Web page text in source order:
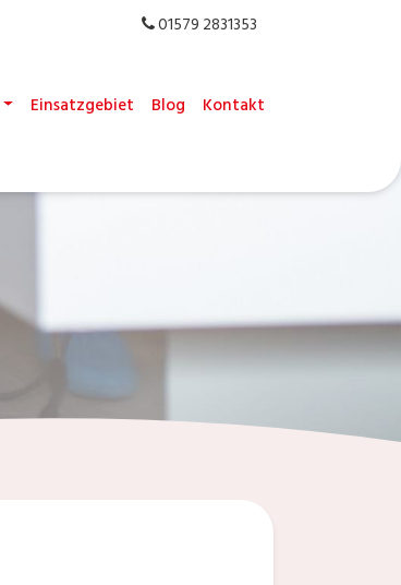
01579 2831353
Einsatzgebiet Blog Kontakt